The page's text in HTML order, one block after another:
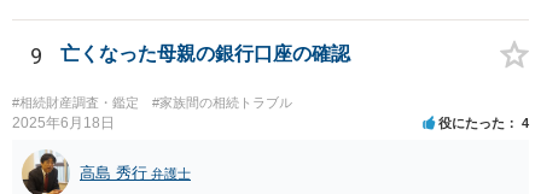
9 亡くなった母親の銀行口座の確認
#相続財産調査・鑑定 #家族間の相続トラブル
2025年6月18日 役にたった 4
高島 秀行 弁護士